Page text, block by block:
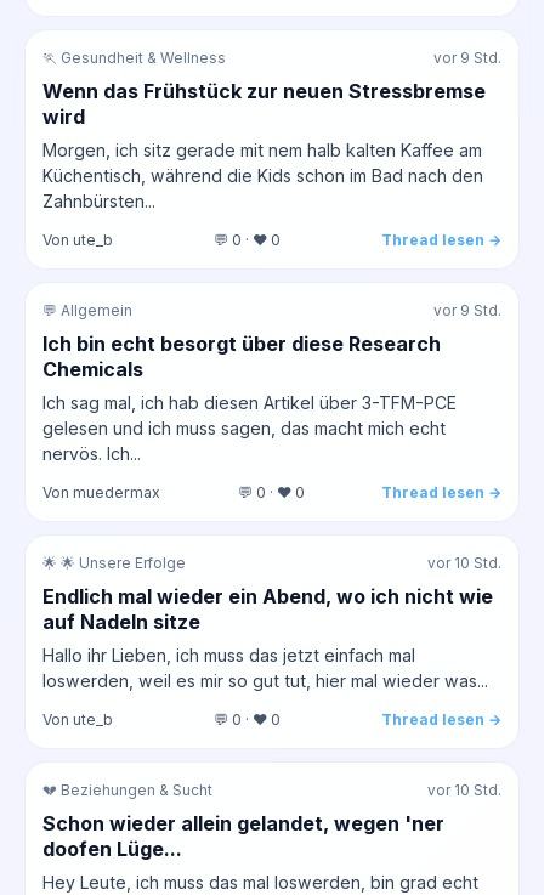
🏃 Gesundheit & Wellness vor 9 Std.
Wenn das Frühstück zur neuen Stressbremse
wird
Morgen, ich sitz gerade mit nem halb kalten Kaffee am
Küchentisch, während die Kids schon im Bad nach den
Zahnbürsten...
Von ute_b 💬 0 · ❤️ 0 Thread lesen →
💬 Allgemein vor 9 Std.
Ich bin echt besorgt über diese Research
Chemicals
Ich sag mal, ich hab diesen Artikel über 3-TFM-PCE
gelesen und ich muss sagen, das macht mich echt
nervös. Ich...
Von muedermax 💬 0 · ❤️ 0 Thread lesen →
🌟 🌟 Unsere Erfolge vor 10 Std.
Endlich mal wieder ein Abend, wo ich nicht wie
auf Nadeln sitze
Hallo ihr Lieben, ich muss das jetzt einfach mal
loswerden, weil es mir so gut tut, hier mal wieder was...
Von ute_b 💬 0 · ❤️ 0 Thread lesen →
💔 Beziehungen & Sucht vor 10 Std.
Schon wieder allein gelandet, wegen 'ner
doofen Lüge...
Hey Leute, ich muss das mal loswerden, bin grad echt